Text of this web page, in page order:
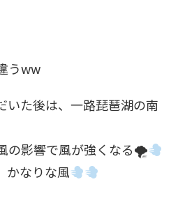
うww
いた後は、一路琵琶湖の南
の影響で風が強くなる🌪
かなりな風